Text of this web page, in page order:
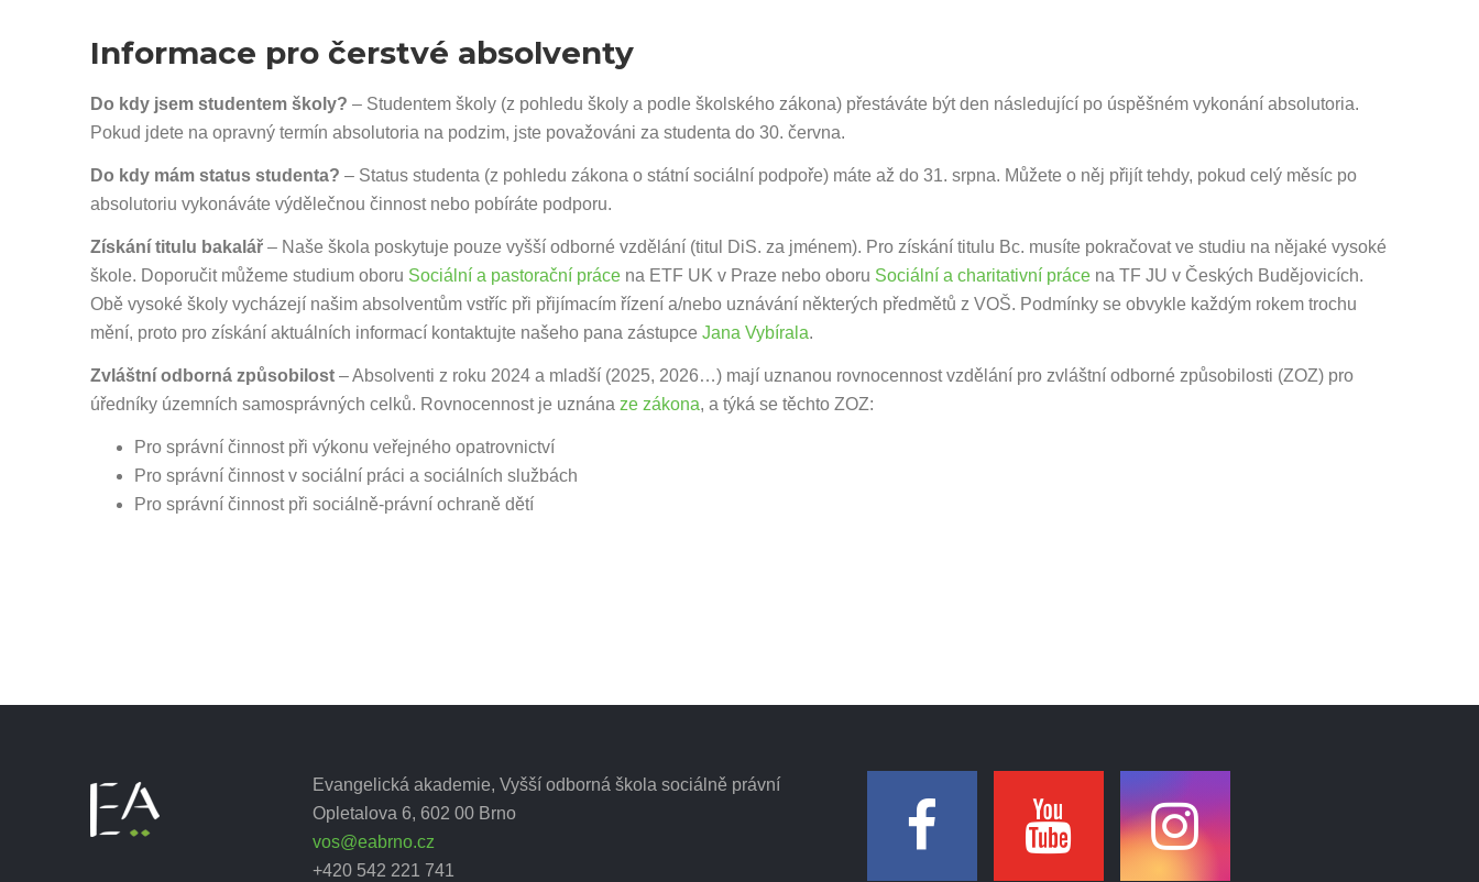
Informace pro čerstvé absolventy
Do kdy jsem studentem školy? – Studentem školy (z pohledu školy a podle školského zákona) přestáváte být den následující po úspěšném vykonání absolutoria.
Pokud jdete na opravný termín absolutoria na podzim, jste považováni za studenta do 30. června.
Do kdy mám status studenta? – Status studenta (z pohledu zákona o státní sociální podpoře) máte až do 31. srpna. Můžete o něj přijít tehdy, pokud celý měsíc po
absolutoriu vykonáváte výdělečnou činnost nebo pobíráte podporu.
Získání titulu bakalář – Naše škola poskytuje pouze vyšší odborné vzdělání (titul DiS. za jménem). Pro získání titulu Bc. musíte pokračovat ve studiu na nějaké vysoké
škole. Doporučit můžeme studium oboru Sociální a pastorační práce na ETF UK v Praze nebo oboru Sociální a charitativní práce na TF JU v Českých Budějovicích.
Obě vysoké školy vycházejí našim absolventům vstříc při přijímacím řízení a/nebo uznávání některých předmětů z VOŠ. Podmínky se obvykle každým rokem trochu
mění, proto pro získání aktuálních informací kontaktujte našeho pana zástupce Jana Vybírala.
Zvláštní odborná způsobilost – Absolventi z roku 2024 a mladší (2025, 2026…) mají uznanou rovnocennost vzdělání pro zvláštní odborné způsobilosti (ZOZ) pro
úředníky územních samosprávných celků. Rovnocennost je uznána ze zákona, a týká se těchto ZOZ:
Pro správní činnost při výkonu veřejného opatrovnictví
Pro správní činnost v sociální práci a sociálních službách
Pro správní činnost při sociálně-právní ochraně dětí
Evangelická akademie, Vyšší odborná škola sociálně právní
Opletalova 6, 602 00 Brno
vos@eabrno.cz
+420 542 221 741